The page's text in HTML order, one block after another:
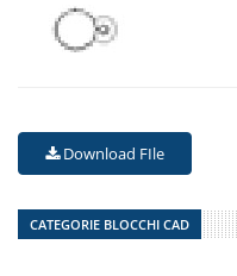
Download FIle
CATEGORIE BLOCCHI CAD